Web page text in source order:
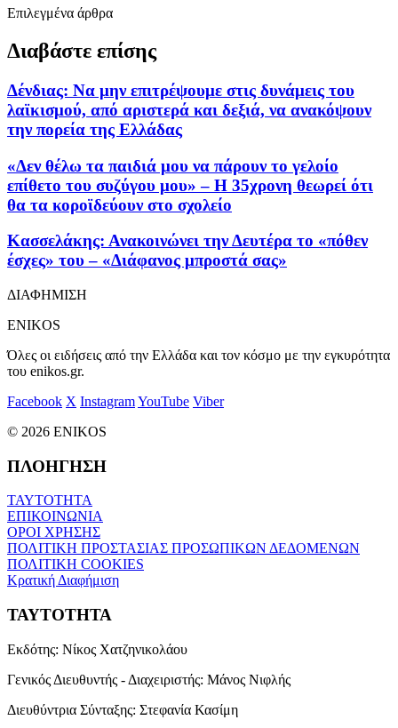
Επιλεγμένα άρθρα
Διαβάστε επίσης
Δένδιας: Να μην επιτρέψουμε στις δυνάμεις του
λαϊκισμού, από αριστερά και δεξιά, να ανακόψουν
την πορεία της Ελλάδας
«Δεν θέλω τα παιδιά μου να πάρουν το γελοίο
επίθετο του συζύγου μου» – Η 35χρονη θεωρεί ότι
θα τα κοροϊδεύουν στο σχολείο
Κασσελάκης: Ανακοινώνει την Δευτέρα το «πόθεν
έσχες» του – «Διάφανος μπροστά σας»
ΔΙΑΦΗΜΙΣΗ
ENIKOS
Όλες οι ειδήσεις από την Ελλάδα και τον κόσμο με την εγκυρότητα
του enikos.gr.
Facebook X InstagramYouTube Viber
© 2026 ENIKOS
ΠΛΟΗΓΗΣΗ
ΤΑΥΤΟΤΗΤΑ
ΕΠΙΚΟΙΝΩΝΙΑ
ΟΡΟΙ ΧΡΗΣΗΣ
ΠΟΛΙΤΙΚΗ ΠΡΟΣΤΑΣΙΑΣ ΠΡΟΣΩΠΙΚΩΝ ΔΕΔΟΜΕΝΩΝ
ΠΟΛΙΤΙΚΗ COOKIES
Κρατική Διαφήμιση
ΤΑΥΤΟΤΗΤΑ
Εκδότης: Νίκος Χατζηνικολάου
Γενικός Διευθυντής - Διαχειριστής: Μάνος Νιφλής
Διευθύντρια Σύνταξης: Στεφανία Κασίμη